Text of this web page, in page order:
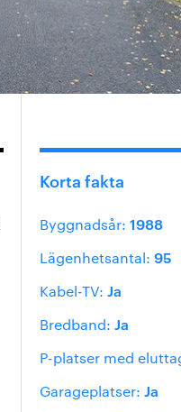
Korta fakta
Byggnadsår: 1988
Lägenhetsantal: 95
Kabel-TV: Ja
Bredband: Ja
P-platser med
Garageplatser: Ja